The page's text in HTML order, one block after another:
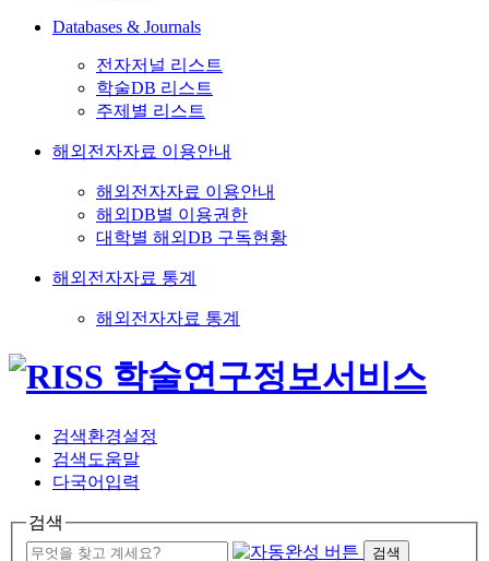
Databases & Journals
전자저널 리스트
학술DB 리스트
주제별 리스트
해외전자자료 이용안내
해외전자자료 이용안내
해외DB별 이용권한
대학별 해외DB 구독현황
해외전자자료 통계
해외전자자료 통계
검색환경설정
검색도움말
다국어입력
검색
검색